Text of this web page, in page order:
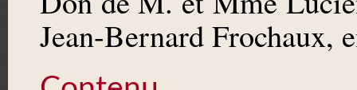
Jean-Bernard Frochaux,